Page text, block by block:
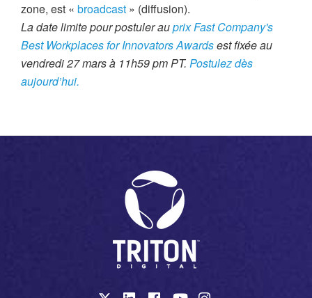
zone, est « broadcast » (diffusion).
La date limite pour postuler auprix Fast Company's
Best Workplaces for Innovators Awardsest fixée au
vendredi 27 mars à 11h59 pm PT. Postulez dès
aujourd’hui.